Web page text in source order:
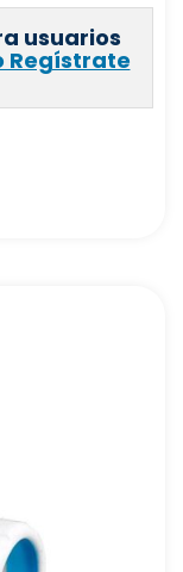
usuarios
Regístrate